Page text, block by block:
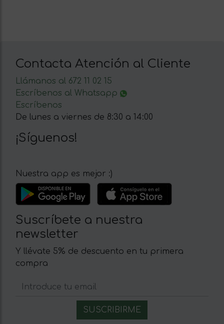
Contacta Atención al Cliente
Llámanos al 672 11 02 15
Escríbenos al Whatsapp
Escríbenos
De lunes a viernes de 8:30 a 14:00
¡Síguenos!
Nuestra app es mejor :)
Suscríbete a nuestra
newsletter
Y llévate 5% de descuento en tu primera
compra